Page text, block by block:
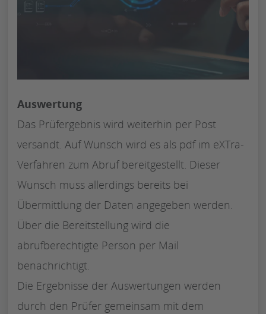
Auswertung
Das Prüfergebnis wird weiterhin per Post
versandt. Auf Wunsch wird es als pdf im eXTra-
Verfahren zum Abruf bereitgestellt. Dieser
Wunsch muss allerdings bereits bei
Übermittlung der Daten angegeben werden.
Über die Bereitstellung wird die
abrufberechtigte Person per Mail
benachrichtigt.
Die Ergebnisse der Auswertungen werden
durch den Prüfer gemeinsam mit dem